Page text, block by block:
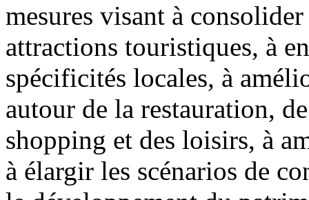
mesures visant à
attractions touristiques, à
spécificités locales, à
autour de la restauration,
shopping et des loisirs, à
à élargir les scénarios de